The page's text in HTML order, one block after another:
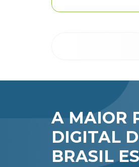
A MAIOR
DIGITAL
BRASIL